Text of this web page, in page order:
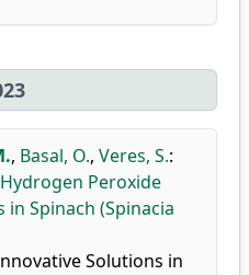
, Basal, O., Veres, S.:
Peroxide
in Spinach (Spinacia
Solutions in